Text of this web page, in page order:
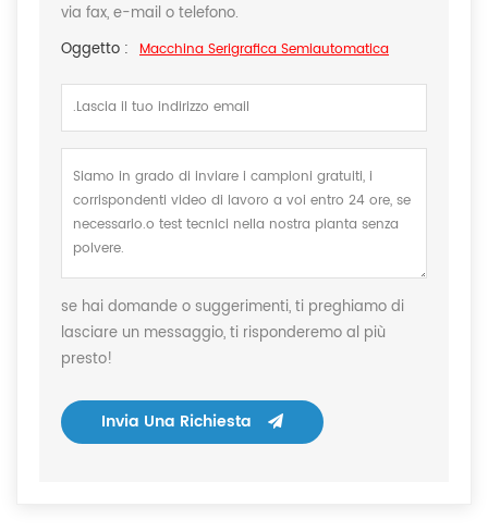
via fax, e-mail o telefono.
Oggetto : Macchina Serigrafica Semiautomatica
se hai domande o suggerimenti, ti preghiamo di
lasciare un messaggio, ti risponderemo al più
presto!
Invia Una Richiesta